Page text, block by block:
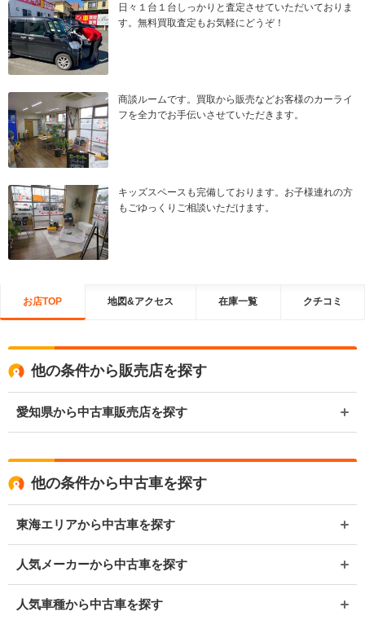
日々１台１台しっかりと査定させていただいておりま
す。無料買取査定もお気軽にどうぞ！
商談ルームです。買取から販売などお客様のカーライ
フを全力でお手伝いさせていただきます。
キッズスペースも完備しております。お子様連れの方
もごゆっくりご相談いただけます。
お店TOP 地図&アクセス 在庫一覧 クチコミ
他の条件から販売店を探す
愛知県から中古車販売店を探す
他の条件から中古車を探す
東海エリアから中古車を探す
人気メーカーから中古車を探す
人気車種から中古車を探す